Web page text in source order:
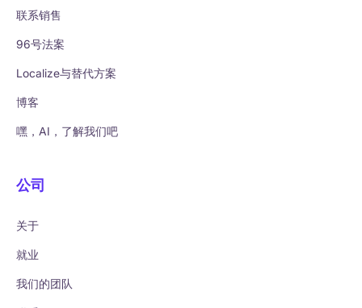
联系销售
96号法案
Localize与替代方案
博客
嘿，AI，了解我们吧
公司
关于
就业
我们的团队